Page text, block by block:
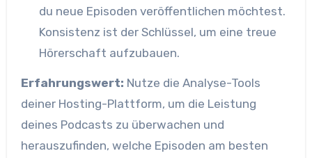
du neue Episoden veröffentlichen möchtest.
Konsistenz ist der Schlüssel, um eine treue
Hörerschaft aufzubauen.
Erfahrungswert: Nutze die Analyse-Tools
deiner Hosting-Plattform, um die Leistung
deines Podcasts zu überwachen und
herauszufinden, welche Episoden am besten